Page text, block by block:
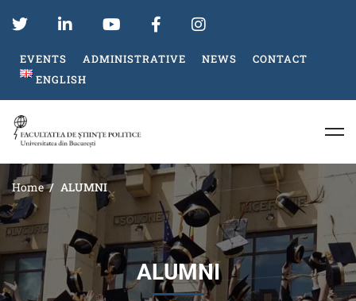
EVENTS ADMINISTRATIVE NEWS
CONTACT
ENGLISH
Home ALUMNI
ALUMNI